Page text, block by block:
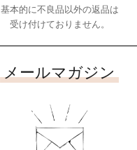
基本的に不良品以外の返品は
受け付けておりません。
メールマガジン